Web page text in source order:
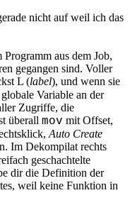
nicht auf weil ich das
aus dem Job,
gegangen sind. Voller
L (label), und wenn sie
Variable an der
Zugriffe, die
überall mov mit Offset,
Auto Create
Im Dekompilat rechts
geschachtelte
dir die Definition der
weil keine Funktion in